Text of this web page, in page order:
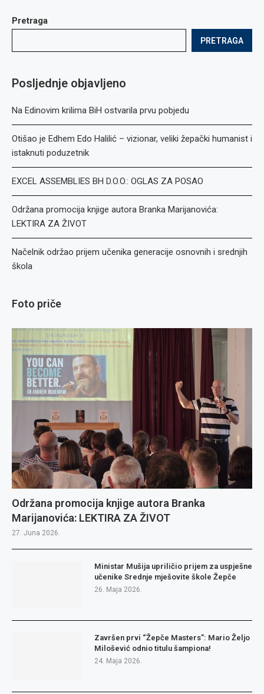
Pretraga
PRETRAGA
Posljednje objavljeno
Na Edinovim krilima BiH ostvarila prvu pobjedu
Otišao je Edhem Edo Halilić – vizionar, veliki žepački humanist i
istaknuti poduzetnik
EXCEL ASSEMBLIES BH D.O.O.: OGLAS ZA POSAO
Održana promocija knjige autora Branka Marijanovića:
LEKTIRA ZA ŽIVOT
Načelnik održao prijem učenika generacije osnovnih i srednjih
škola
Foto priče
Održana promocija knjige autora Branka
Marijanovića: LEKTIRA ZA ŽIVOT
27. Juna 2026.
Ministar Mušija upriličio prijem za uspješne
učenike Srednje mješovite škole Žepče
26. Maja 2026.
Završen prvi “Žepče Masters”: Mario Željo
Milošević odnio titulu šampiona!
24. Maja 2026.